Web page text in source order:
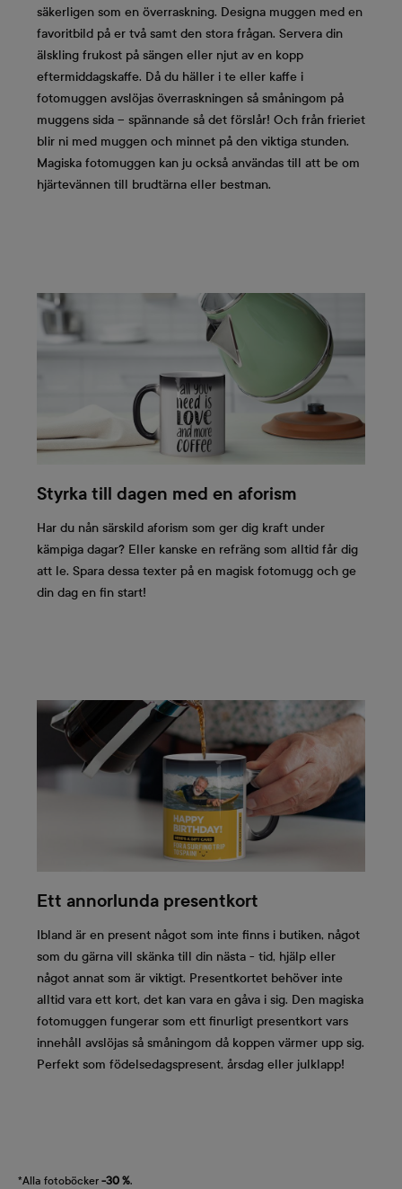
säkerligen som en överraskning. Designa muggen med en
favoritbild på er två samt den stora frågan. Servera din
älskling frukost på sängen eller njut av en kopp
eftermiddagskaffe. Då du häller i te eller kaffe i
fotomuggen avslöjas överraskningen så småningom på
muggens sida – spännande så det förslår! Och från frieriet
blir ni med muggen och minnet på den viktiga stunden.
Magiska fotomuggen kan ju också användas till att be om
hjärtevännen till brudtärna eller bestman.
Styrka till dagen med en aforism
Har du nån särskild aforism som ger dig kraft under
kämpiga dagar? Eller kanske en refräng som alltid får dig
att le. Spara dessa texter på en magisk fotomugg och ge
din dag en fin start!
Ett annorlunda presentkort
Ibland är en present något som inte finns i butiken, något
som du gärna vill skänka till din nästa - tid, hjälp eller
något annat som är viktigt. Presentkortet behöver inte
alltid vara ett kort, det kan vara en gåva i sig. Den magiska
fotomuggen fungerar som ett finurligt presentkort vars
innehåll avslöjas så småningom då koppen värmer upp sig.
Perfekt som födelsedagspresent, årsdag eller julklapp!
*Alla fotoböcker -30 %.